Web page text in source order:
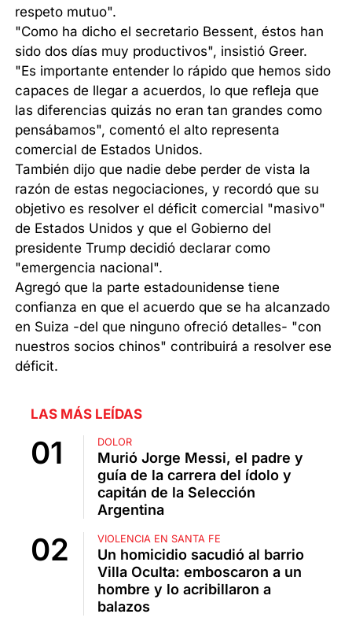
respeto mutuo".
"Como ha dicho el secretario Bessent, éstos han
sido dos días muy productivos", insistió Greer.
"Es importante entender lo rápido que hemos sido
capaces de llegar a acuerdos, lo que refleja que
las diferencias quizás no eran tan grandes como
pensábamos", comentó el alto representa
comercial de Estados Unidos.
También dijo que nadie debe perder de vista la
razón de estas negociaciones, y recordó que su
objetivo es resolver el déficit comercial "masivo"
de Estados Unidos y que el Gobierno del
presidente Trump decidió declarar como
"emergencia nacional".
Agregó que la parte estadounidense tiene
confianza en que el acuerdo que se ha alcanzado
en Suiza -del que ninguno ofreció detalles- "con
nuestros socios chinos" contribuirá a resolver ese
déficit.
LAS MÁS LEÍDAS
DOLOR
Murió Jorge Messi, el padre y
guía de la carrera del ídolo y
capitán de la Selección
Argentina
VIOLENCIA EN SANTA FE
Un homicidio sacudió al barrio
Villa Oculta: emboscaron a un
hombre y lo acribillaron a
balazos